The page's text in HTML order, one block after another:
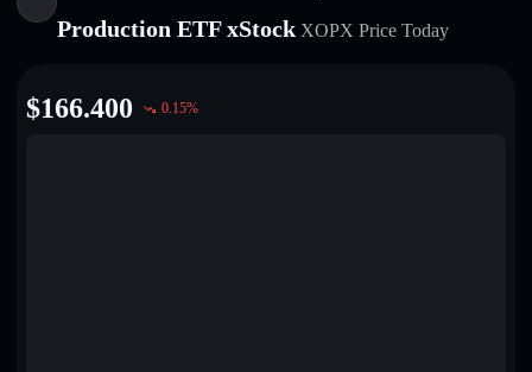
Production ETF xStock XOPX Price Today
$166.400 0.15%